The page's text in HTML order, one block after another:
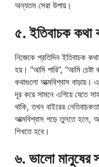
অন্যতম সেরা উপায়।
৫. ইতিবাচক কথা
নিজেকে প্রতিদিন ইতিবাচক
হয়। “আমি পারি”, “আমি
কথাগুলো আত্মবিশ্বাস বাড়ায়।
দূর করে সামনে এগিয়ে যেতে
থাকি, তখন বাইরের
আত্মবিশ্বাস গড়ে তুলতে হলে,
শিখতে হবে।
৬. ভালো মানুষের